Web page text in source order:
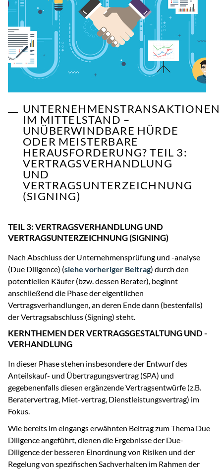
UNTERNEHMENSTRANSAKTIONEN
IM MITTELSTAND –
UNÜBERWINDBARE HÜRDE
ODER MEISTERBARE
HERAUSFORDERUNG? TEIL 3:
VERTRAGSVERHANDLUNG
UND
VERTRAGSUNTERZEICHNUNG
(SIGNING)
TEIL 3: VERTRAGSVERHANDLUNG UND
VERTRAGSUNTERZEICHNUNG (SIGNING)
Nach Abschluss der Unternehmensprüfung und -analyse
(Due Diligence) (siehe vorheriger Beitrag) durch den
potentiellen Käufer (bzw. dessen Berater), beginnt
anschließend die Phase der eigentlichen
Vertragsverhandlungen, an deren Ende dann (bestenfalls)
der Vertragsabschluss (Signing) steht.
KERNTHEMEN DER VERTRAGSGESTALTUNG UND -
VERHANDLUNG
In dieser Phase stehen insbesondere der Entwurf des
Anteilskauf- und Übertragungsvertrag (SPA) und
gegebenenfalls diesen ergänzende Vertragsentwürfe (z.B.
Beratervertrag, Miet-vertrag, Dienstleistungsvertrag) im
Fokus.
Wie bereits im eingangs erwähnten Beitrag zum Thema Due
Diligence angeführt, dienen die Ergebnisse der Due-
Diligence der besseren Einordnung von Risiken und der
Regelung von spezifischen Sachverhalten im Rahmen der